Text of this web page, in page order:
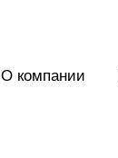
О компании